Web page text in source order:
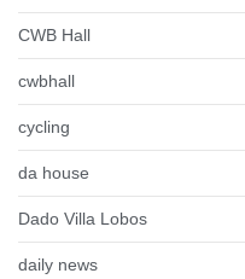
CWB Hall
cwbhall
cycling
da house
Dado Villa Lobos
daily news